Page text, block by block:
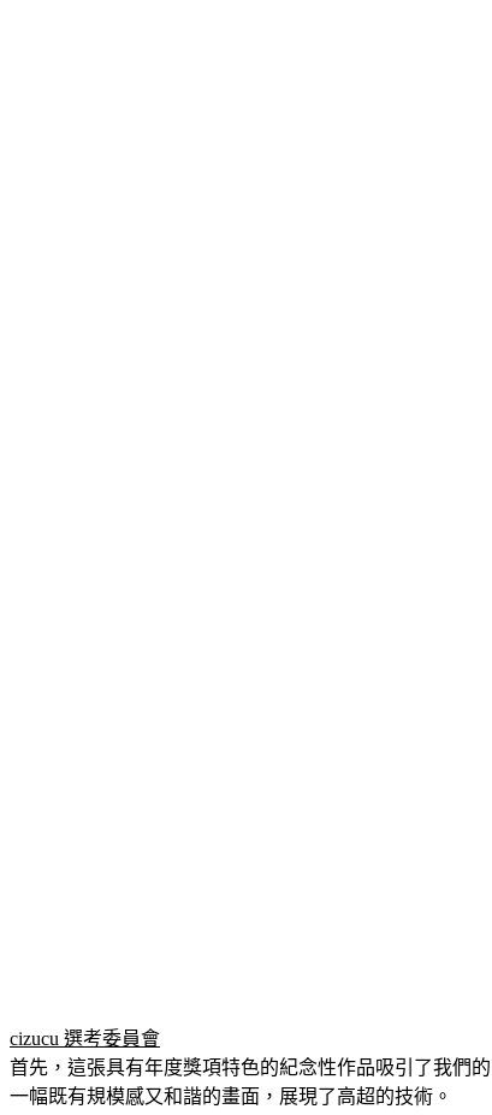
cizucu 選考委員會
首先，這張具有年度獎項特色的紀念性作品吸引了我們
一幅既有規模感又和諧的畫面，展現了高超的技術。